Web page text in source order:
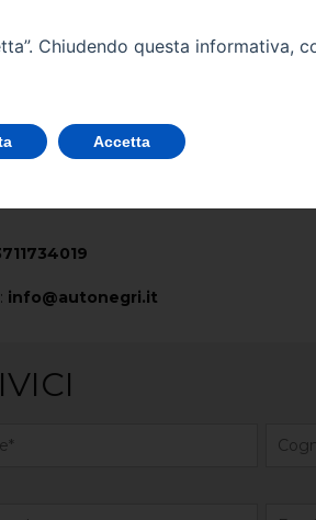
-manuale (6)
info@autonegri.it
Chiudendo questa informativa,
Accetta